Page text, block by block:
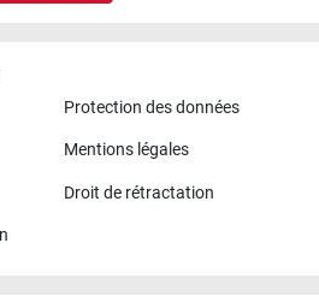
Protection des données
Mentions légales
Droit de rétractation